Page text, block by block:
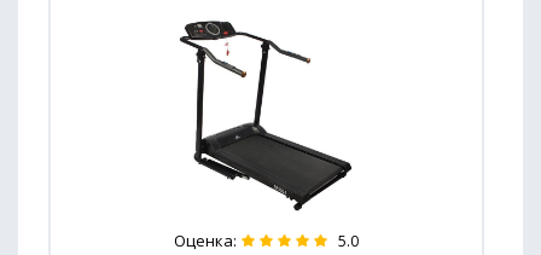
Оценка: 5.0